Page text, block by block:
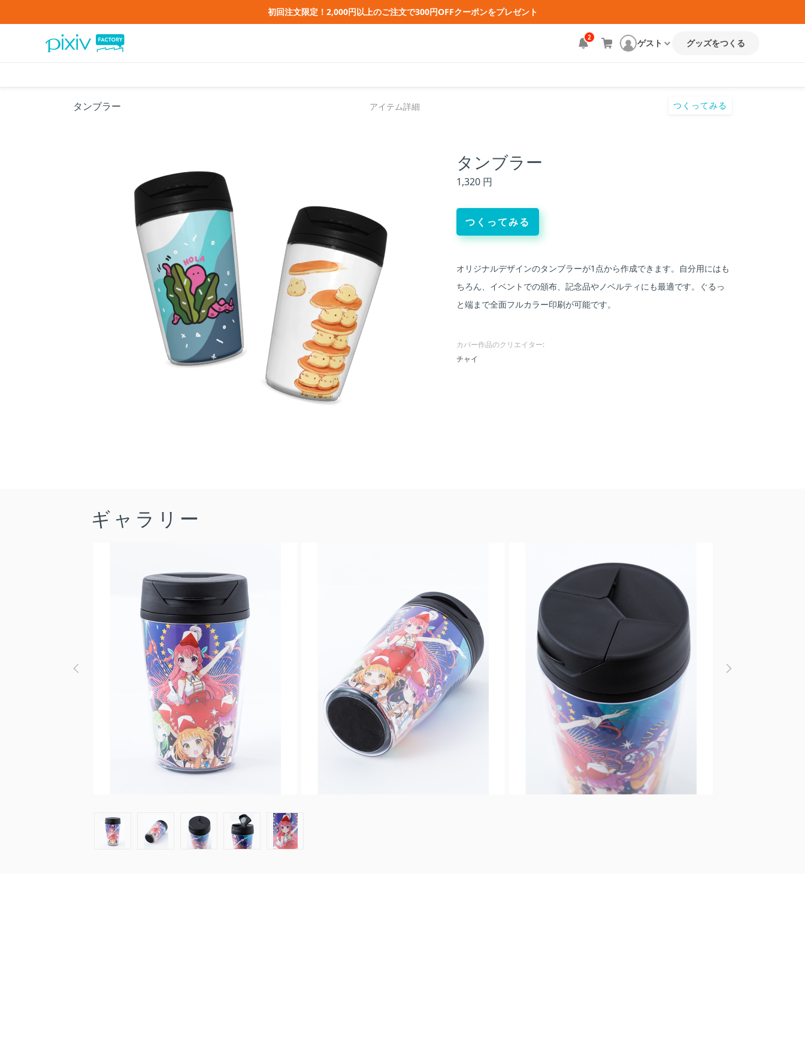
初回注文限定！2,000円以上のご注文で300円OFFクーポンをプレゼント
2 ゲスト グッズをつくる
タンブラー アイテム詳細 つくってみる
タンブラー
オリジナルデザインのタンブラーが1点から作成できます。自分用にはも
ちろん、イベントでの頒布、記念品やノベルティにも最適です。ぐるっ
と端まで全面フルカラー印刷が可能です。
1,320 円
つくってみる
カバー作品のクリエイター:
チャイ
ギャラリー